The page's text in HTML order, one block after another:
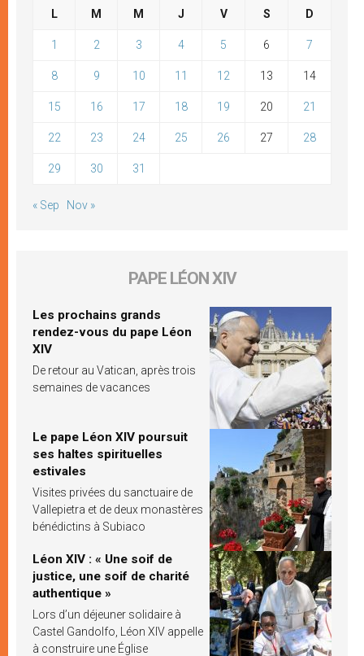
L M M J V S D
1 2 3 4 5 6 7
8 9 10 11 12 13 14
15 16 17 18 19 20 21
22 23 24 25 26 27 28
29 30 31
« Sep Nov »
PAPE LÉON XIV
Les prochains grands
rendez-vous du pape Léon
XIV
De retour au Vatican, après trois
semaines de vacances
Le pape Léon XIV poursuit
ses haltes spirituelles
estivales
Visites privées du sanctuaire de
Vallepietra et de deux monastères
bénédictins à Subiaco
Léon XIV : « Une soif de
justice, une soif de charité
authentique »
Lors d’un déjeuner solidaire à
Castel Gandolfo, Léon XIV appelle
à construire une Église